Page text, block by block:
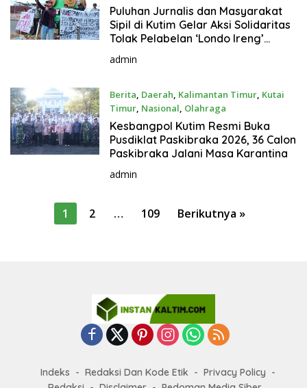
Juli 30, 2026
Puluhan Jurnalis dan Masyarakat
Sipil di Kutim Gelar Aksi Solidaritas
Tolak Pelabelan ‘Londo Ireng’
admin
Berita Daerah Kalimantan Timur, Kutai
Timur, Nasional Olahraga
Juli 29, 2026
Kesbangpol Kutim Resmi Buka
Pusdiklat Paskibraka 2026, 36 Calon
Paskibraka Jalani Masa Karantina
admin
1 2 … 109 Berikutnya »
Indeks Redaksi Dan Kode Etik
Privacy Policy